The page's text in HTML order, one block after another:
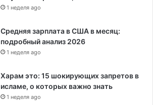
1 неделя ago
Средняя зарплата в США в месяц:
подробный анализ 2026
1 неделя ago
Харам это: 15 шокирующих запретов в
исламе, о которых важно знать
1 неделя ago